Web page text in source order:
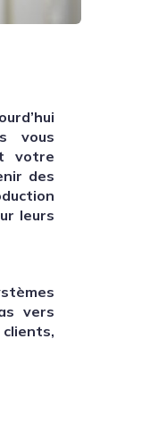
vous
votre
des
leurs
vers